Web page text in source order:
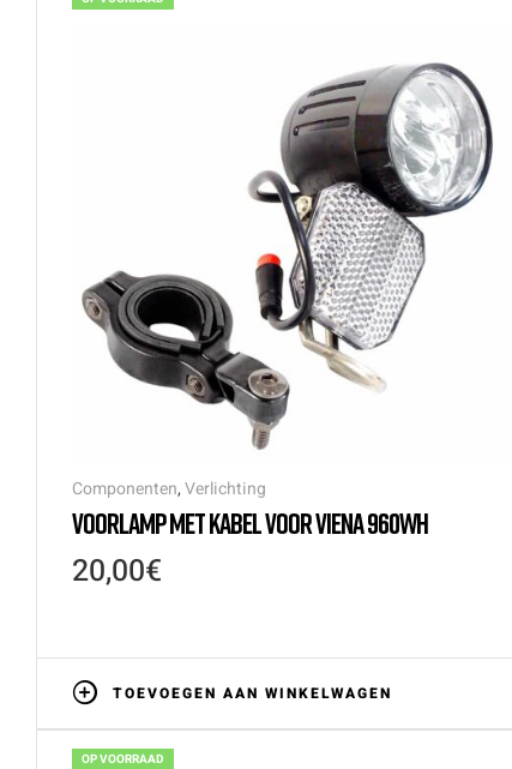
Componenten,Verlichting
VOORLAMP MET KABEL VOOR VIENA 960WH
20,00€
TOEVOEGEN AAN WINKELWAGEN
OP VOORRAAD